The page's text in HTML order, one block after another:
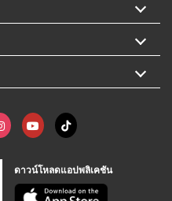
ดาวน์โหลดแอปพลิเคชัน